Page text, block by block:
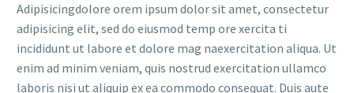
Adipisicingdolore orem ipsum dolor sit amet, consectetur
adipisicing elit, sed do eiusmod temp ore xercita ti
incididunt ut labore et dolore mag naexercitation aliqua. Ut
enim ad minim veniam, quis nostrud exercitation ullamco
laboris nisi ut aliquip ex ea commodo consequat. Duis aute